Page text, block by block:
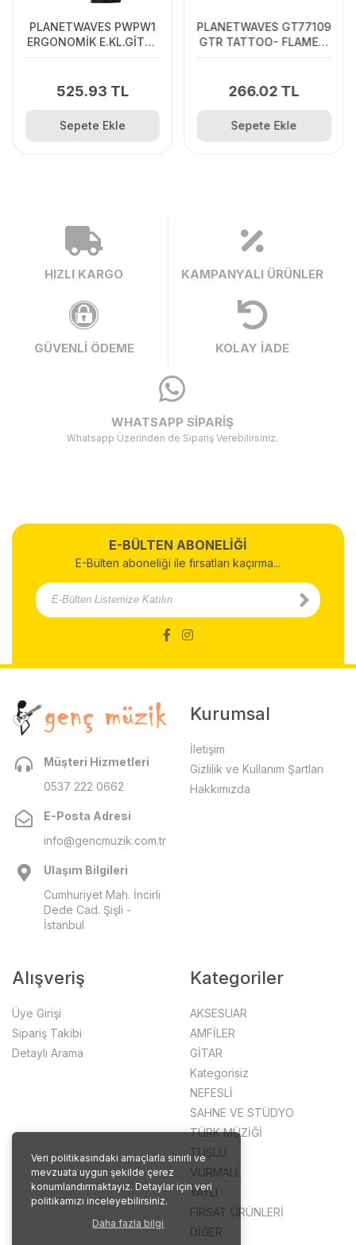
Veri politikasındaki amaçlarla sınırlı ve
mevzuata uygun şekilde çerez
konumlandırmaktayız. Detaylar için veri
politikamızı inceleyebilirsiniz.
Daha fazla bilgi
PLANETWAVES PWPW1
ERGONOMİK E.KL.GİTAR
E.kl.gitar Kulak Sarıcı-
525.93 TL
Sepete Ekle
PLANETWAVES GT77109
GTR TATTOO- FLAME 8
Sticker
266.02 TL
Sepete Ekle
HIZLI KARGO KAMPANYALI ÜRÜNLER
GÜVENLİ ÖDEME KOLAY İADE
WHATSAPP SİPARİŞ
Whatsapp Üzerinden de Sipariş Verebilirsiniz.
E-BÜLTEN ABONELİĞİ
E-Bülten aboneliği ile fırsatları kaçırma...
Müşteri Hizmetleri
0537 222 0662
E-Posta Adresi
info@gencmuzik.com.tr
Ulaşım Bilgileri
Cumhuriyet Mah. İncirli
Dede Cad. Şişli -
İstanbul
Kurumsal
İletişim
Gizlilik ve Kullanım Şartları
Hakkımızda
Alışveriş
Üye Girişi
Sipariş Takibi
Detaylı Arama
Kategoriler
AKSESUAR
AMFİLER
GİTAR
Kategorisiz
NEFESLİ
SAHNE VE STÜDYO
TÜRK MÜZİĞİ
TUŞLU
VURMALI
YAYLI
FIRSAT ÜRÜNLERİ
DİĞER